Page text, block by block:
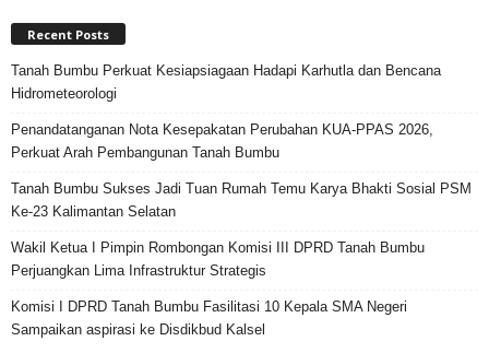
Recent Posts
Tanah Bumbu Perkuat Kesiapsiagaan Hadapi Karhutla dan Bencana
Hidrometeorologi
Penandatanganan Nota Kesepakatan Perubahan KUA-PPAS 2026,
Perkuat Arah Pembangunan Tanah Bumbu
Tanah Bumbu Sukses Jadi Tuan Rumah Temu Karya Bhakti Sosial PSM
Ke-23 Kalimantan Selatan
Wakil Ketua I Pimpin Rombongan Komisi III DPRD Tanah Bumbu
Perjuangkan Lima Infrastruktur Strategis
Komisi I DPRD Tanah Bumbu Fasilitasi 10 Kepala SMA Negeri
Sampaikan aspirasi ke Disdikbud Kalsel